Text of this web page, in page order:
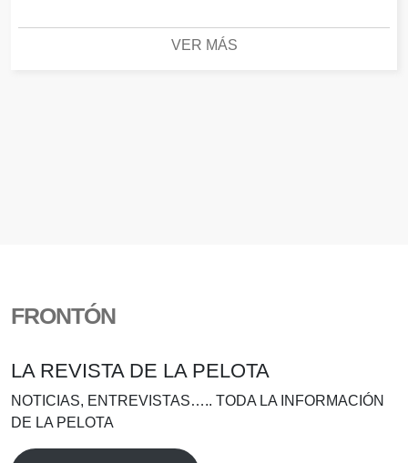
VER MÁS
FRONTÓN
LA REVISTA DE LA PELOTA
NOTICIAS, ENTREVISTAS….. TODA LA INFORMACIÓN
DE LA PELOTA